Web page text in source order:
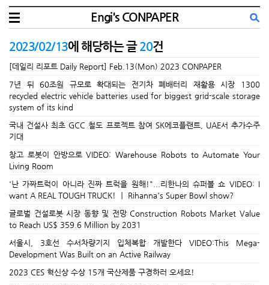
Engi's CONPAPER
2023/02/13에 해당하는 글20건
[데일리 리포트 Daily Report] Feb.13(Mon) 2023 CONPAPER
7년 뒤 60조원 규모로 확대되는 전기차 폐배터리 재활용 시장 1300
recycled electric vehicle batteries used for biggest grid-scale storage
system of its kind
국내 건설사 최초 GCC 철도 프로젝트 참여 SK에코플랜트, UAE서 추가수주
기대
창고 로봇이 안방으로 VIDEO: Warehouse Robots to Automate Your
Living Room
'난 가짜트럭이 아니라 진짜 트럭을 원해!"...리한나의 슈퍼볼 쇼 VIDEO: I
want A REAL TOUGH TRUCK! ㅣ Rihanna's Super Bowl show?
글로벌 건설로봇 시장 동향 및 전망 Construction Robots Market Value
to Reach US$ 359.6 Million by 2031
서울시, 3호선 수서차량기지 입체복합 개발한다 VIDEO:This Mega-
Development Was Built on an Active Railway
2023 CES 혁신상 수상 15개 국산제품 구경하러 오세요!